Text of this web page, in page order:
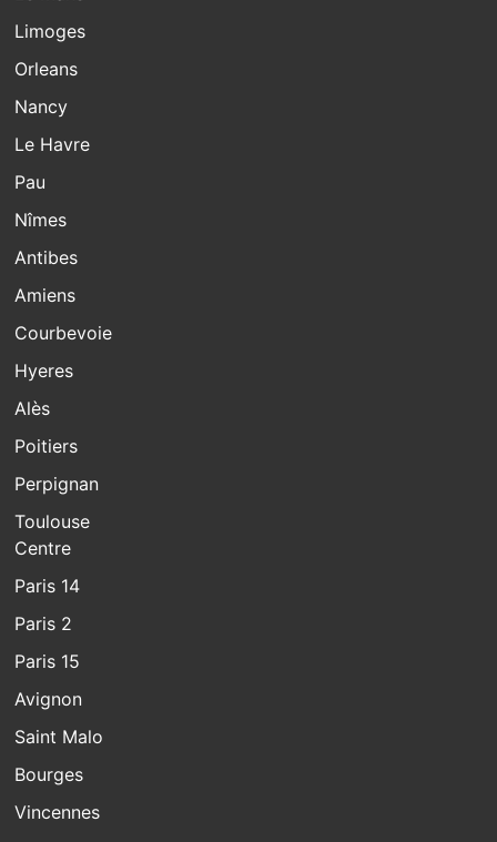
Limoges
Orleans
Nancy
Le Havre
Pau
Nîmes
Antibes
Amiens
Courbevoie
Hyeres
Alès
Poitiers
Perpignan
Toulouse
Centre
Paris 14
Paris 2
Paris 15
Avignon
Saint Malo
Bourges
Vincennes